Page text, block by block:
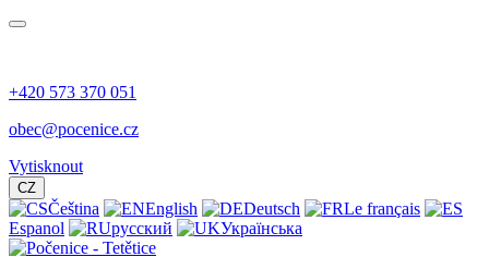
+420 573 370 051
obec@pocenice.cz
Vytisknout
CZ
Čeština English Deutsch
Le français
Espanol
русский Українська